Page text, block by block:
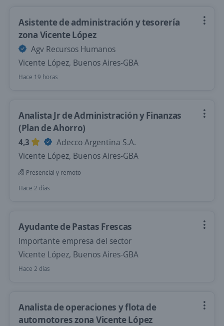
Asistente de administración y tesorería
zona Vicente López
Agv Recursos Humanos
Vicente López, Buenos Aires-GBA
Hace 19 horas
Analista Jr de Administración y Finanzas
(Plan de Ahorro)
4,3
Adecco Argentina S.A.
Vicente López, Buenos Aires-GBA
Presencial y remoto
Hace 2 días
Ayudante de Pastas Frescas
Importante empresa del sector
Vicente López, Buenos Aires-GBA
Hace 2 días
Analista de operaciones y flota de
automotores zona Vicente López